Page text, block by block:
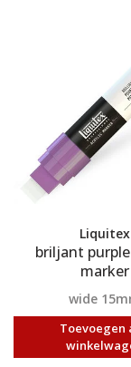
Liquitex
briljant
marker
wide
Toevoegen